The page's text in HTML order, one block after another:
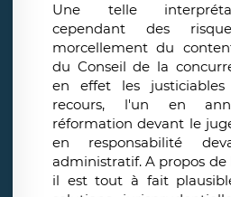
Une telle
cependant des
morcellement du
du Conseil de la
en effet les
recours, l'un en
réformation devant le
en responsabilité
administratif. A propos de
il est tout à fait